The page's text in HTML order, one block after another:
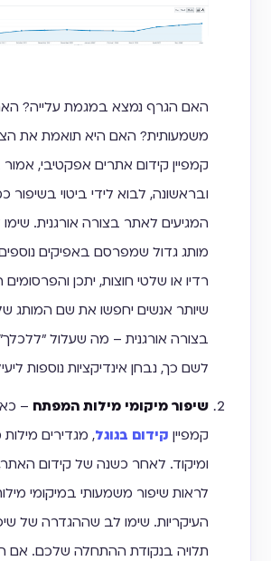
האם הגרף נמצא במגמת עלייה?
משמעותית? האם היא תואמת את
קמפיין קידום אתרים אפקטיבי,
ובראשונה, לבוא לידי ביטוי
המגיעים לאתר בצורה אורגנית.
מותג גדול שמפרסם באפיקים נוספים
רדיו או שלטי חוצות, יתכן והפרסומים
שיותר אנשים יחפשו את שם המותג
בצורה אורגנית – מה שעלול
לשם כך, נבחן אינדיקציות נוספות
שיפור מיקומי מילות המפתח –
קמפיין קידום בגוגל, מגדירים
ומיקוד. לאחר כשנה של קידום
לראות שיפור משמעותי במיקומי
העיקריות. שימו לב שההגדרה של
תלויה בנקודת ההתחלה שלכם. אם